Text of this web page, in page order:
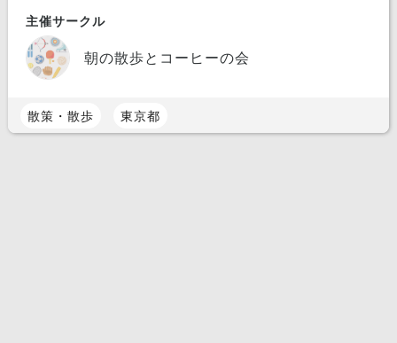
主催サークル
朝の散歩とコーヒーの会
散策・散歩 東京都